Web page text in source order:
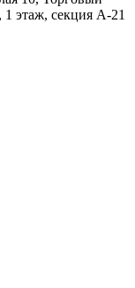
1 этаж, секция А-21